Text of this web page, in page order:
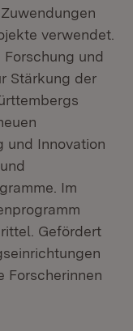
verwendet.
und
Stärkung der
und Innovation
Im
Gefördert
Forscherinnen